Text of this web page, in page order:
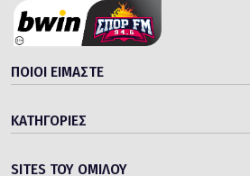
ΠΟΙΟΙ ΕΙΜΑΣΤΕ
ΚΑΤΗΓΟΡΙΕΣ
SITES ΤΟΥ ΟΜΙΛΟΥ